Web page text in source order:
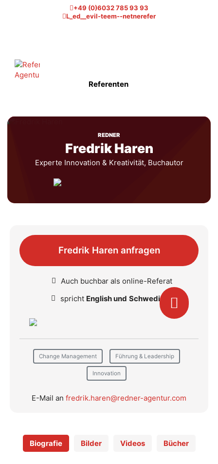
+49 (0)6032 785 93 93
L_ed__evil-teem--netnerefer
Referenten
REDNER
Fredrik Haren
Experte Innovation & Kreativität, Buchautor
Biografie Bilder Videos Bücher
Fredrik Haren anfragen
Auch buchbar als online-Referat
spricht English und Schwedisch
Change Management Führung & Leadership
Innovation
E-Mail an fredrik.haren@redner-agentur.com